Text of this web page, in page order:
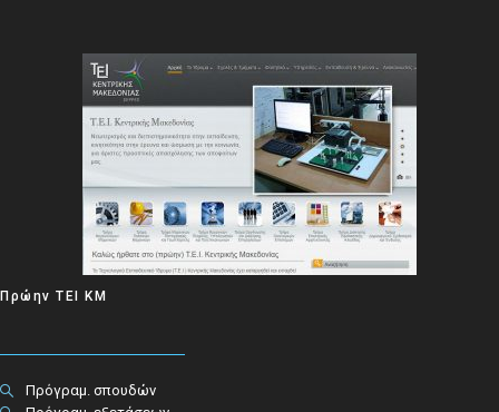
Πρώην ΤΕΙ ΚΜ
Πρόγραμ. σπουδών